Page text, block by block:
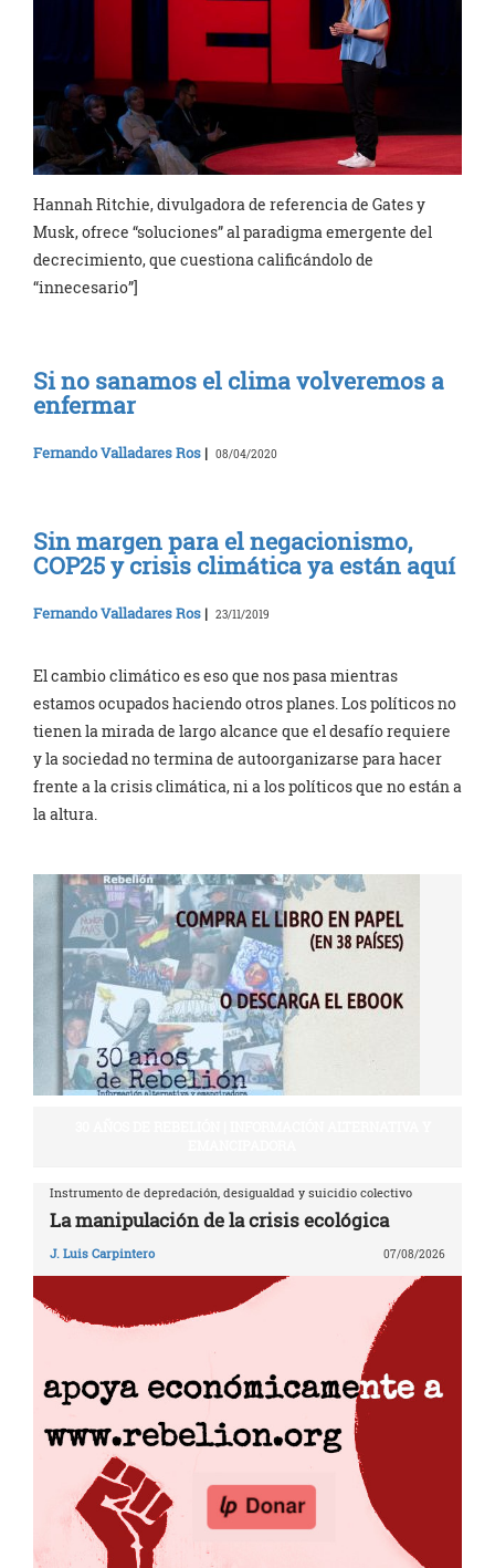
Hannah Ritchie, divulgadora de referencia de Gates y
Musk, ofrece “soluciones” al paradigma emergente del
decrecimiento, que cuestiona calificándolo de
“innecesario”]
Si no sanamos el clima volveremos a
enfermar
Fernando Valladares Ros | 08/04/2020
Sin margen para el negacionismo,
COP25 y crisis climática ya están aquí
Fernando Valladares Ros | 23/11/2019
El cambio climático es eso que nos pasa mientras
estamos ocupados haciendo otros planes. Los políticos no
tienen la mirada de largo alcance que el desafío requiere
y la sociedad no termina de autoorganizarse para hacer
frente a la crisis climática, ni a los políticos que no están a
la altura.
Instrumento de depredación, desigualdad y suicidio colectivo
La manipulación de la crisis ecológica
J. Luis Carpintero 07/08/2026